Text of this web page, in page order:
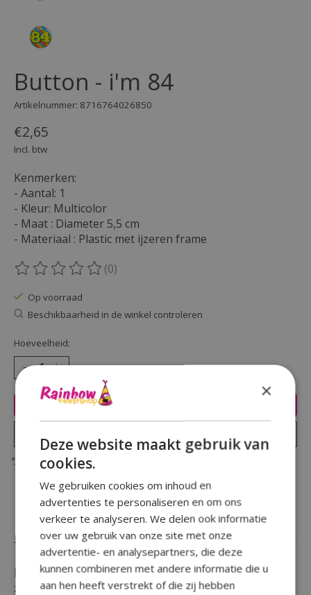
Button - i'm 84
Artikelnummer: 8716764026850
€2,65
Incl. btw
Kenmerken:
- Aantal: 1
- Kleur: Multicolor
- Maat : Diameter 5,5 cm
- Materiaal : Plastic met ijzeren frame
De beoordeling van dit product is
(0)
Op voorraad
Beschikbaarheid in de winkel controleren
Hoeveelheid:
Toevoegen aan winkelwagen
Toevoegen om te vergelijken
Reviews (0)
Een verjaardag te vieren en wil je iemand in het
zonnetje zetten door een opvallende button te geven
×
Deze website maakt gebruik van
cookies.
We gebruiken cookies om inhoud en
advertenties te personaliseren en om ons
verkeer te analyseren. We delen ook informatie
over uw gebruik van onze site met onze
advertentie- en analysepartners, die deze
kunnen combineren met andere informatie die u
aan hen heeft verstrekt of die zij hebben